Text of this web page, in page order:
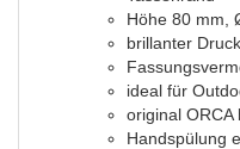
Höhe 80 mm,
brillanter
ideal für
original ORCA
Handspülung